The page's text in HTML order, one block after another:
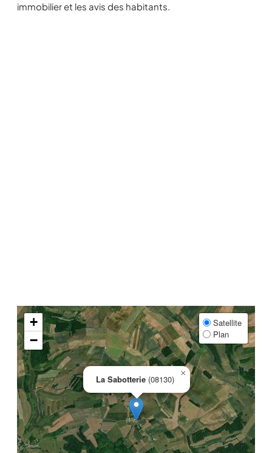
immobilier et les avis des habitants.
La Sabotterie (08130)
×
+
−
Satellite
Plan